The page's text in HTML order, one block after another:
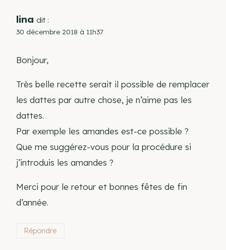
lina dit :
30 décembre 2018 à 11h37
Bonjour,
Très belle recette serait il possible de remplacer
les dattes par autre chose, je n’aime pas les
dattes.
Par exemple les amandes est-ce possible ?
Que me suggérez-vous pour la procédure si
j’introduis les amandes ?
Merci pour le retour et bonnes fêtes de fin
d’année.
Répondre